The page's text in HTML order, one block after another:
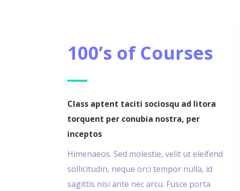
100’s of Courses
Class aptent taciti sociosqu ad litora
torquent per conubia nostra, per
inceptos
Himenaeos. Sed molestie, velit ut eleifend
sollicitudin, neque orci tempor nulla, id
sagittis nisi ante nec arcu. Fusce porta